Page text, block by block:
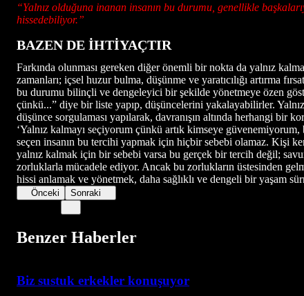
“Yalnız olduğuna inanan insanın bu durumu, genellikle
hissedebiliyor.”
BAZEN DE İHTİYAÇTIR
Farkında olunması gereken diğer önemli bir nokta da yalnız
zamanları; içsel huzur bulma, düşünme ve yaratıcılığı artırma
bu durumu bilinçli ve dengeleyici bir şekilde yönetmeye özen
çünkü...” diye bir liste yapıp, düşüncelerini yakalayabilirler.
düşünce sorgulaması yapılarak, davranışın altında herhangi bir
‘Yalnız kalmayı seçiyorum çünkü artık kimseye
seçen insanın bu tercihi yapmak için hiçbir sebebi olamaz. Kişi
yalnız kalmak için bir sebebi varsa bu gerçek bir tercih değil;
zorluklarla mücadele ediyor. Ancak bu zorlukların üstesinden
hissi anlamak ve yönetmek, daha sağlıklı ve dengeli bir yaşam
Önceki Sonraki
Benzer Haberler
Biz sustuk erkekler konuşuyor